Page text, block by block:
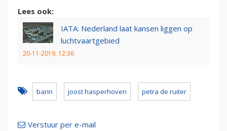
Lees ook:
IATA: Nederland laat kansen liggen op
luchtvaartgebied
20-11-2019, 12:36
barin joost hasperhoven petra de ruiter
Verstuur per e-mail